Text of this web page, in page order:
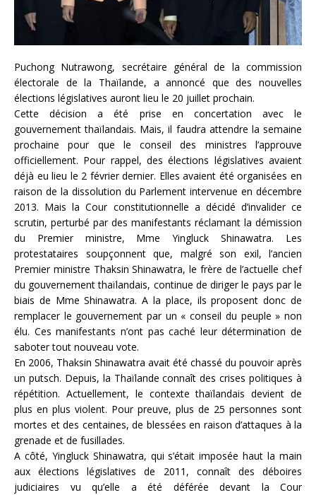
Puchong Nutrawong, secrétaire général de la commission
électorale de la Thaïlande, a annoncé que des nouvelles
élections législatives auront lieu le 20 juillet prochain.
Cette décision a été prise en concertation avec le
gouvernement thaïlandais. Mais, il faudra attendre la semaine
prochaine pour que le conseil des ministres l’approuve
officiellement. Pour rappel, des élections législatives avaient
déjà eu lieu le 2 février dernier. Elles avaient été organisées en
raison de la dissolution du Parlement intervenue en décembre
2013. Mais la Cour constitutionnelle a décidé d’invalider ce
scrutin, perturbé par des manifestants réclamant la démission
du Premier ministre, Mme Yingluck Shinawatra. Les
protestataires soupçonnent que, malgré son exil, l’ancien
Premier ministre Thaksin Shinawatra, le frère de l’actuelle chef
du gouvernement thaïlandais, continue de diriger le pays par le
biais de Mme Shinawatra. A la place, ils proposent donc de
remplacer le gouvernement par un « conseil du peuple » non
élu. Ces manifestants n’ont pas caché leur détermination de
saboter tout nouveau vote.
En 2006, Thaksin Shinawatra avait été chassé du pouvoir après
un putsch. Depuis, la Thaïlande connaît des crises politiques à
répétition. Actuellement, le contexte thaïlandais devient de
plus en plus violent. Pour preuve, plus de 25 personnes sont
mortes et des centaines, de blessées en raison d’attaques à la
grenade et de fusillades.
A côté, Yingluck Shinawatra, qui s’était imposée haut la main
aux élections législatives de 2011, connaît des déboires
judiciaires vu qu’elle a été déférée devant la Cour